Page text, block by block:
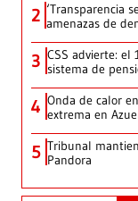
2 ‘Transparencia
amenazas de
3 CSS advierte: el
sistema de
4 Onda de calor
extrema en
5 Tribunal
Pandora